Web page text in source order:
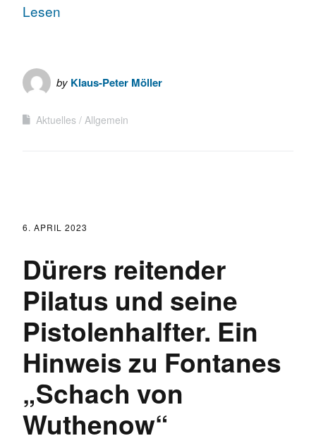
Lesen
by Klaus-Peter Möller
Aktuelles Allgemein
6. APRIL 2023
Dürers reitender
Pilatus und seine
Pistolenhalfter. Ein
Hinweis zu Fontanes
„Schach von
Wuthenow“